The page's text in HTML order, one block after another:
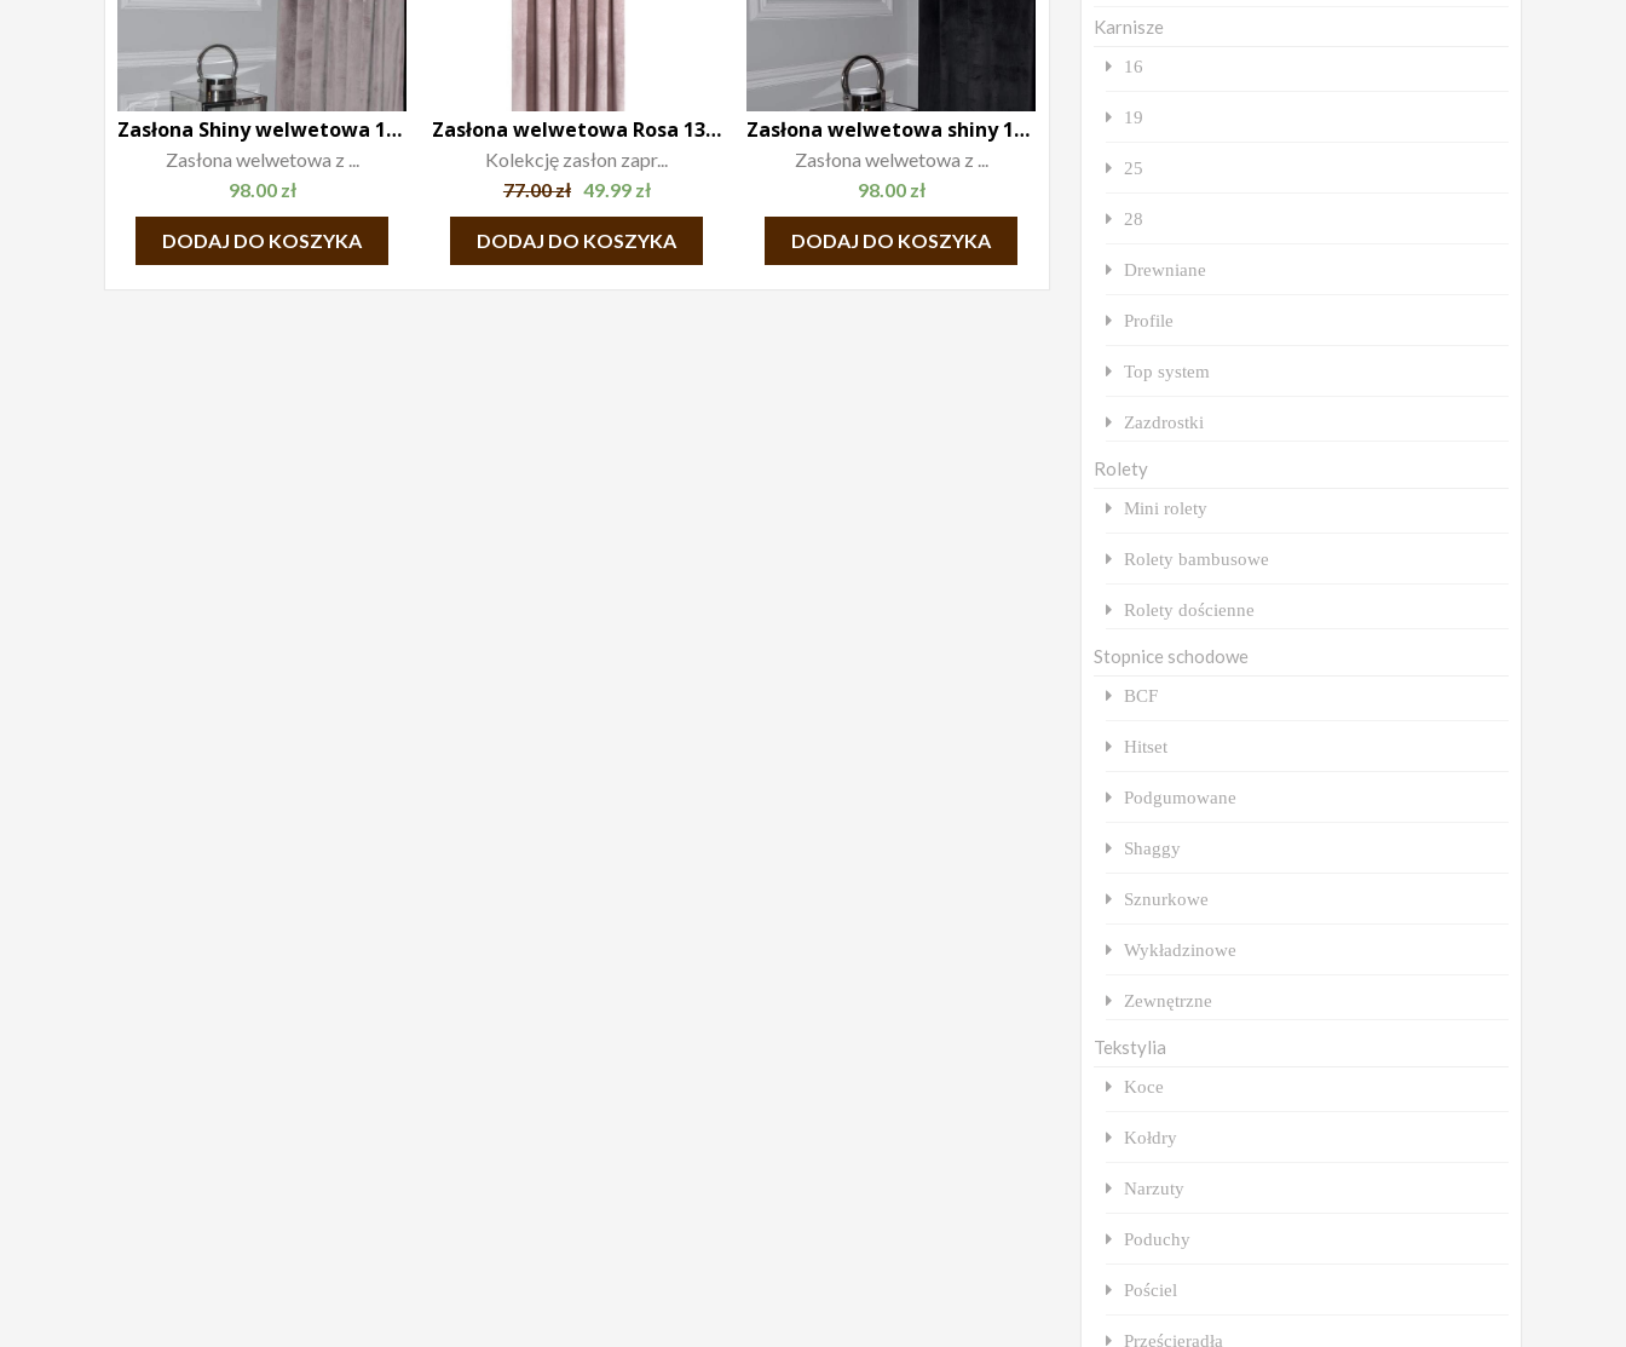
Zasłona Shiny welwetowa 140×250
Zasłona welwetowa z ...
98.00 zł
DODAJ DO KOSZYKA
Zasłona welwetowa Rosa 135×270
Kolekcję zasłon zapr...
77.00zł 49.99 zł
DODAJ DO KOSZYKA
Zasłona welwetowa shiny 140×250
Zasłona welwetowa z ...
98.00 zł
DODAJ DO KOSZYKA
Karnisze
16
19
25
28
Drewniane
Profile
Top system
Zazdrostki
Rolety
Mini rolety
Rolety bambusowe
Rolety dościenne
Stopnice schodowe
BCF
Hitset
Podgumowane
Shaggy
Sznurkowe
Wykładzinowe
Zewnętrzne
Tekstylia
Koce
Kołdry
Narzuty
Poduchy
Pościel
Prześcieradła